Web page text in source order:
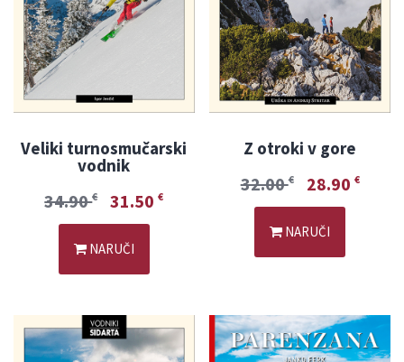
Veliki turnosmučarski
vodnik
34.90€ 31.50€
NARUČI
Z otroki v gore
32.00€ 28.90 €
NARUČI